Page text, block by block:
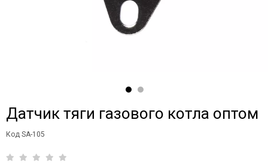
Датчик тяги газового котла оптом
Код SA-105